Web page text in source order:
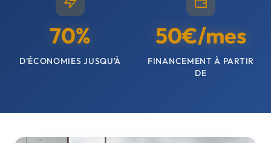
70%
D'ÉCONOMIES JUSQU'À
50€/mes
FINANCEMENT À PARTIR
DE